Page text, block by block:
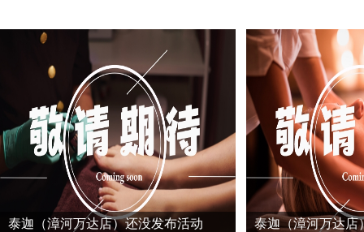
泰迦（漳河万达店）还没发布活动 泰迦（漳河万达店